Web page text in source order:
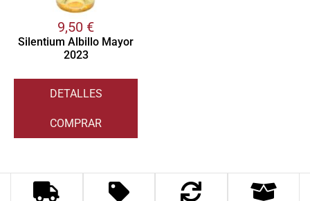
9,50 €
Silentium Albillo Mayor
2023
DETALLES
COMPRAR